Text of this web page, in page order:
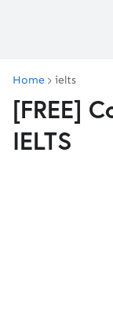
Home ielts
[FREE]
IELTS